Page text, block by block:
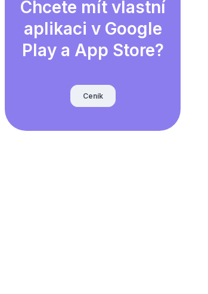
Chcete mít vlastní
aplikaci v Google
Play a App Store?
Ceník